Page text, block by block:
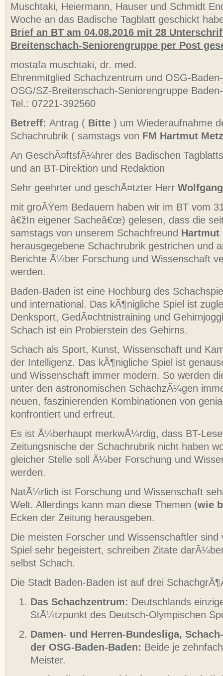
Muschtaki, Heiermann, Hauser und Schmidt
Woche an das Badische Tagblatt geschickt
Brief an BT am 04.08.2016 mit 28
Breitenschach-Seniorengruppe per Post
mostafa muschtaki, dr. med.
Ehrenmitglied Schachzentrum und OSG-
OSG/SZ-Breitenschach-Seniorengruppe
Tel.: 07221-392560
Betreff: Antrag ( Bitte ) um Wiederaufnahme
Schachrubrik ( samstags von FM Hartmut Metz
An GeschÃ¤ftsfÃ¼hrer des Badischen Tagblatts
und an BT-Direktion und Redaktion
Sehr geehrter und geschÃ¤tzter Herr
mit groÃŸem Bedauern haben wir im BT vom
â€žIn eigener Sacheâ€œ) gelesen, dass die
samstags von unserem Schachfreund Hartmut
herausgegebene Schachrubrik gestrichen und
Berichte Ã¼ber Forschung und Wissenschaft
werden.
Baden-Baden ist eine Hochburg des
und international. Das kÃ¶nigliche Spiel ist
Denksport, GedÃ¤chtnistraining und
Schach ist ein Probierstein des Gehirns.
Schach als Sport, Kunst, Wissenschaft und
der Intelligenz. Das kÃ¶nigliche Spiel ist
und Wissenschaft immer modern. So werden
unter den astronomischen SchachzÃ¼gen
neuen, faszinierenden Kombinationen von
konfrontiert und erfreut.
Es ist Ã¼berhaupt merkwÃ¼rdig, dass BT-
Zeitungsnische der Schachrubrik nicht haben
gleicher Stelle soll Ã¼ber Forschung und
werden.
NatÃ¼rlich ist Forschung und Wissenschaft
Welt. Allerdings kann man diese Themen (wie
Ecken der Zeitung herausgeben.
Die meisten Forscher und Wissenschaftler sind
Spiel sehr begeistert, schreiben Zitate
selbst Schach.
Die Stadt Baden-Baden ist auf drei
Das Schachzentrum: Deutschlands
StÃ¼tzpunkt des Deutsch-Olympischen
Damen- und Herren-Bundesliga,
der OSG-Baden-Baden: Beide je
Meister.